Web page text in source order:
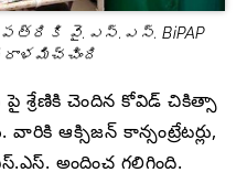
వై.ఎస్.ఎస్. BiPAP
పై శ్రేణికి చెందిన కోవిడ్ చికిత్సా
ఆక్సిజన్ కాన్సంట్రేటర్లు,
అందించ గలిగింది.